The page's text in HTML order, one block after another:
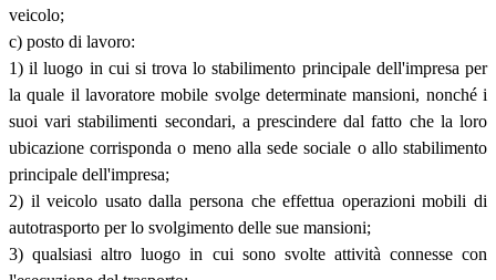
veicolo;
c) posto di lavoro:
1) il luogo in cui si trova lo stabilimento principale dell'impresa per
la quale il lavoratore mobile svolge determinate mansioni, nonché i
suoi vari stabilimenti secondari, a prescindere dal fatto che la loro
ubicazione corrisponda o meno alla sede sociale o allo stabilimento
principale dell'impresa;
2) il veicolo usato dalla persona che effettua operazioni mobili di
autotrasporto per lo svolgimento delle sue mansioni;
3) qualsiasi altro luogo in cui sono svolte attività connesse con